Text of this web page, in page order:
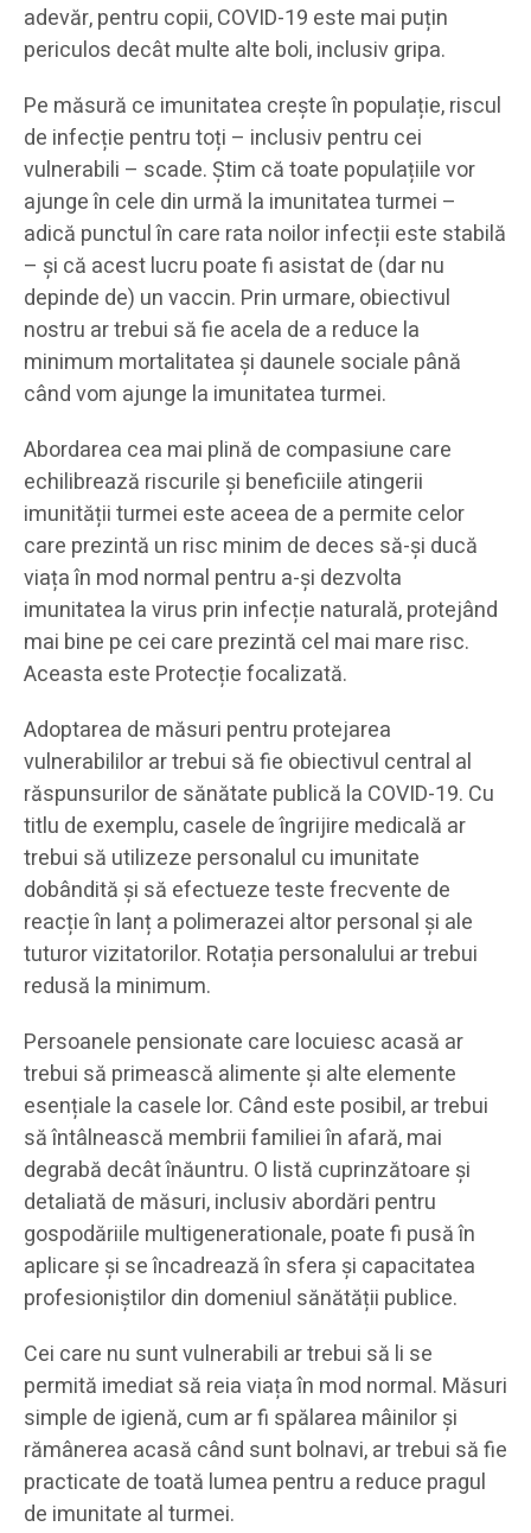
adevăr, pentru copii, COVID-19 este mai puțin
periculos decât multe alte boli, inclusiv gripa.
Pe măsură ce imunitatea crește în populație, riscul
de infecție pentru toți – inclusiv pentru cei
vulnerabili – scade. Știm că toate populațiile vor
ajunge în cele din urmă la imunitatea turmei –
adică punctul în care rata noilor infecții este stabilă
– și că acest lucru poate fi asistat de (dar nu
depinde de) un vaccin. Prin urmare, obiectivul
nostru ar trebui să fie acela de a reduce la
minimum mortalitatea și daunele sociale până
când vom ajunge la imunitatea turmei.
Abordarea cea mai plină de compasiune care
echilibrează riscurile și beneficiile atingerii
imunității turmei este aceea de a permite celor
care prezintă un risc minim de deces să-și ducă
viața în mod normal pentru a-și dezvolta
imunitatea la virus prin infecție naturală, protejând
mai bine pe cei care prezintă cel mai mare risc.
Aceasta este Protecție focalizată.
Adoptarea de măsuri pentru protejarea
vulnerabililor ar trebui să fie obiectivul central al
răspunsurilor de sănătate publică la COVID-19. Cu
titlu de exemplu, casele de îngrijire medicală ar
trebui să utilizeze personalul cu imunitate
dobândită și să efectueze teste frecvente de
reacție în lanț a polimerazei altor personal și ale
tuturor vizitatorilor. Rotația personalului ar trebui
redusă la minimum.
Persoanele pensionate care locuiesc acasă ar
trebui să primească alimente și alte elemente
esențiale la casele lor. Când este posibil, ar trebui
să întâlnească membrii familiei în afară, mai
degrabă decât înăuntru. O listă cuprinzătoare și
detaliată de măsuri, inclusiv abordări pentru
gospodăriile multigenerationale, poate fi pusă în
aplicare și se încadrează în sfera și capacitatea
profesioniștilor din domeniul sănătății publice.
Cei care nu sunt vulnerabili ar trebui să li se
permită imediat să reia viața în mod normal. Măsuri
simple de igienă, cum ar fi spălarea mâinilor și
rămânerea acasă când sunt bolnavi, ar trebui să fie
practicate de toată lumea pentru a reduce pragul
de imunitate al turmei.